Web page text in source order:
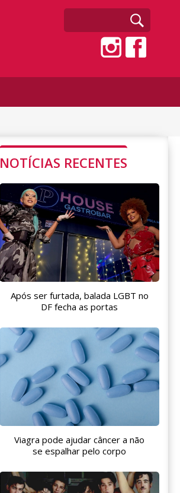
NOTÍCIAS RECENTES
Após ser furtada, balada LGBT no
DF fecha as portas
Viagra pode ajudar câncer a não
se espalhar pelo corpo